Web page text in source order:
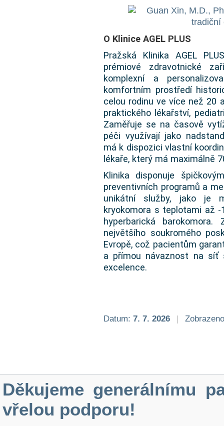
O Klinice AGEL PLUS
Pražská Klinika AGEL
prémiové zdravotnické
komplexní a
komfortním prostředí
celou rodinu ve více než 20
praktického lékařství,
Zaměřuje se na časově
péči využívají jako
má k dispozici vlastní
lékaře, který má maximálně
Klinika disponuje
preventivních programů a
unikátní služby, jako je
kryokomora s teplotami až -
hyperbarická
největšího soukromého
Evropě, což pacientům
a přímou návaznost na síť
excelence.
Datum: 7. 7. 2026 |
Děkujeme generálnímu
vřelou podporu!